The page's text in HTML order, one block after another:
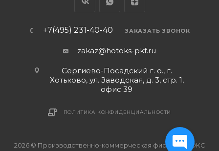
+7(495) 231-40-40 ЗАКАЗАТЬ ЗВОНОК
zakaz@hotoks-pkf.ru
Сергиево-Посадский г. о., г.
Хотьково, ул. Заводская, д. 3, стр. 1,
офис 39
ПОЛИТИКА КОНФИДЕНЦИАЛЬНОСТИ
2026 © Производственно-коммерческая фирма ХОТОКС